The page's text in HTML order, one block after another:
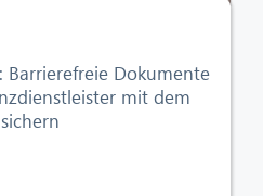
Barrierefreie Dokumente
mit dem